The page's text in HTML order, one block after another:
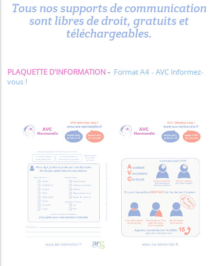
Tous nos supports de communication
sont libres de droit, gratuits et
téléchargeables.
PLAQUETTE D'INFORMATION - Format A4 - AVC Informez-
vous !